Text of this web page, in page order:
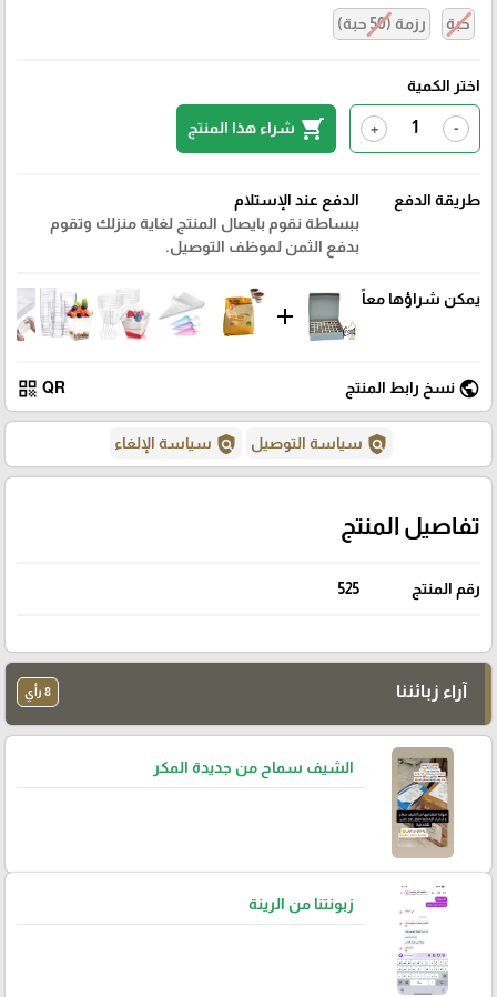
حبة
رزمة (50 حبة)
اختر الكمية
-
+
shopping_cart شراء هذا المنتج
طريقة الدفع
الدفع عند الإستلام
ببساطة نقوم بايصال المنتج لغاية منزلك وتقوم
بدفع الثمن لموظف التوصيل.
يمكن شراؤها معاً
add
public نسخ رابط المنتج QR
qr_code
policy سياسة التوصيل policy سياسة الإلغاء
تفاصيل المنتج
رقم المنتج 525
آراء زبائننا 8 رأي
الشيف سماح من جديدة المكر
زبونتنا من الرينة